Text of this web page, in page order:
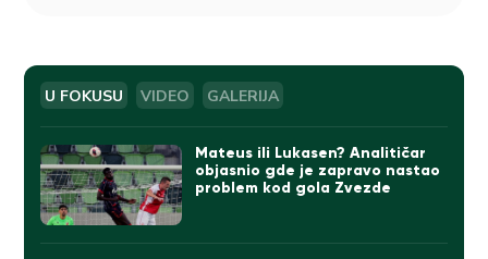
U FOKUSU VIDEO GALERIJA
Mateus ili Lukasen? Analitičar
objasnio gde je zapravo nastao
problem kod gola Zvezde